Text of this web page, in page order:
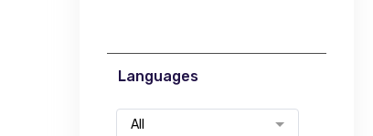
Languages
All